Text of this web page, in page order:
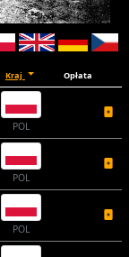
Kraj Opłata
POL
POL
POL